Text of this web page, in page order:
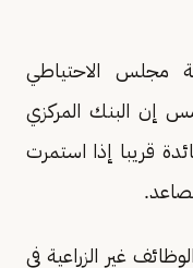
‌مجلس الاحتياطي
إن البنك المركزي
قريبا إذا استمرت
غير الزراعية في